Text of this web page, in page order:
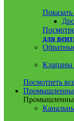
для
Клапаны
Посмотреть